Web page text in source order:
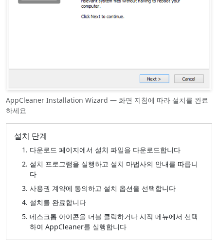
AppCleaner Installation Wizard — 화면 지침에 따라 설치를 완료
하세요
설치 단계
다운로드 페이지에서 설치 파일을 다운로드합니다
설치 프로그램을 실행하고 설치 마법사의 안내를 따릅니
다
사용권 계약에 동의하고 설치 옵션을 선택합니다
설치를 완료합니다
데스크톱 아이콘을 더블 클릭하거나 시작 메뉴에서 선택
하여 AppCleaner를 실행합니다